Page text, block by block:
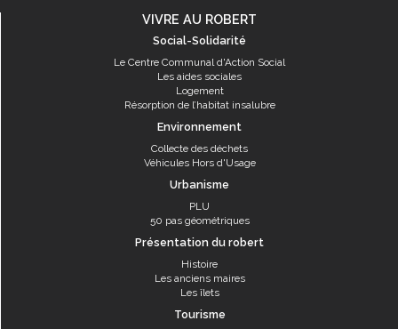
VIVRE AU ROBERT
Social-Solidarité
Le Centre Communal d'Action Social
Les aides sociales
Logement
Résorption de l’habitat insalubre
Environnement
Collecte des déchets
Véhicules Hors d'Usage
Urbanisme
PLU
50 pas géométriques
Présentation du robert
Histoire
Les anciens maires
Les îlets
Tourisme